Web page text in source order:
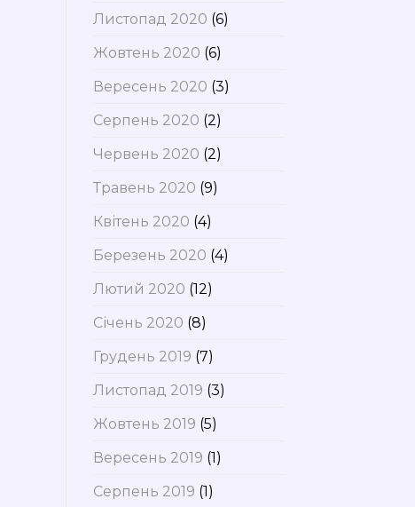
Листопад 2020 (6)
Жовтень 2020 (6)
Вересень 2020 (3)
Серпень 2020 (2)
Червень 2020 (2)
Травень 2020 (9)
Квітень 2020 (4)
Березень 2020 (4)
Лютий 2020 (12)
Січень 2020 (8)
Грудень 2019 (7)
Листопад 2019 (3)
Жовтень 2019 (5)
Вересень 2019 (1)
Серпень 2019 (1)